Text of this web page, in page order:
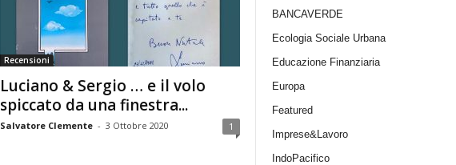
Recensioni
Luciano & Sergio … e il volo
spiccato da una finestra...
Salvatore Clemente - 3 Ottobre 2020 1
BANCAVERDE
Ecologia Sociale Urbana
Educazione Finanziaria
Europa
Featured
Imprese&Lavoro
IndoPacifico